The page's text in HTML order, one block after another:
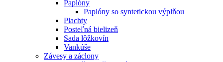
Paplóny
Paplóny so syntetickou výplňou
Plachty
Posteľná bielizeň
Sada lôžkovín
Vankúše
Závesy a záclony